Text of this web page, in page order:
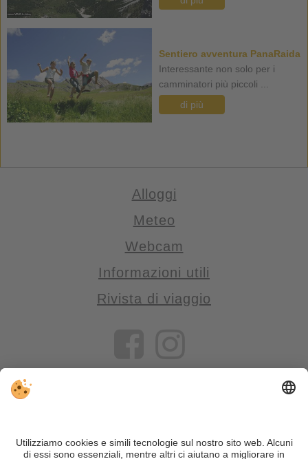
Sentiero avventura PanaRaida
Interessante non solo per i
camminatori più piccoli ...
di più
Alloggi
Meteo
Webcam
Informazioni utili
Rivista di viaggio
VIVOSüdtirol è il portale di viaggio per chi desidera vivere il